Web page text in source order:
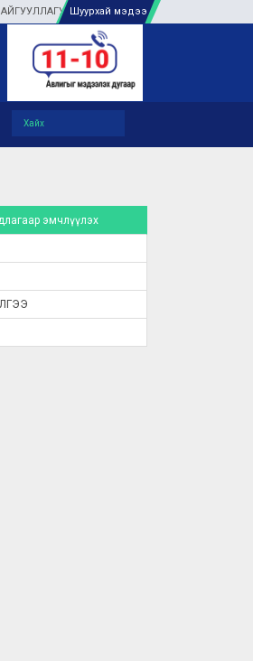
ТУЛГАМДАЖ БУЙ АСУУДЛЫГ
Шуурхай мэдээ
эмчлүүлэх